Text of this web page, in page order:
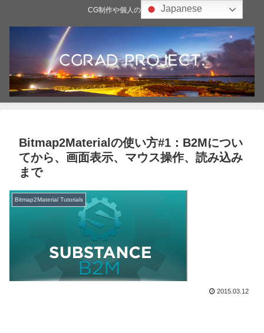
CG制作や個人の雑記ブログ
Bitmap2Materialの使い方#1：B2Mについ
てから、画面表示、マウス操作、読み込み
まで
Bitmap2Material Tutorials
2015.03.12
Japanese